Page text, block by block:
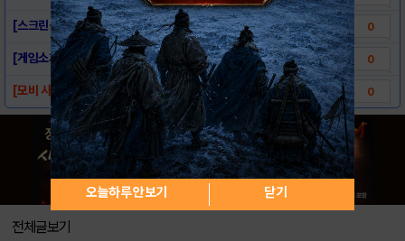
[스크린샷] - 크리스탈 프린세스 0
[게임소개] - 크리스탈 프린세스 0
[모비 사전예약] 크리스탈 프린세스 0
전체글보기
오늘하루 안보기 닫기